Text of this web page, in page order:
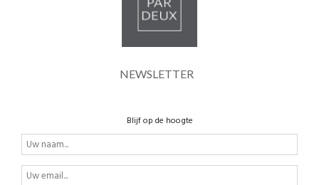
NEWSLETTER
Blijf op de hoogte